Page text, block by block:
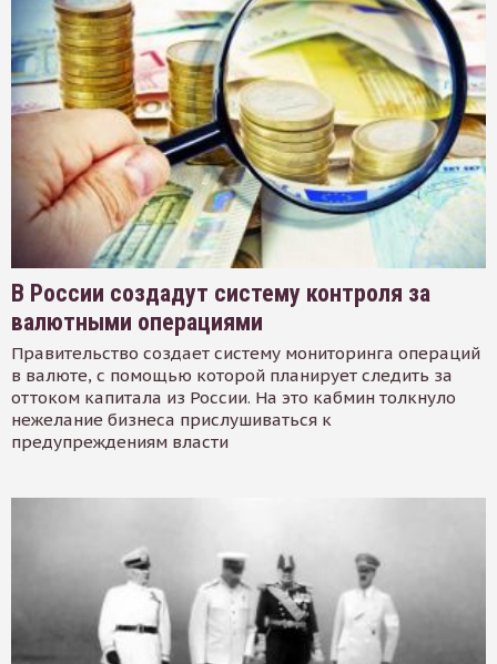
В России создадут систему контроля за
валютными операциями
Правительство создает систему мониторинга операций
в валюте, с помощью которой планирует следить за
оттоком капитала из России. На это кабмин толкнуло
нежелание бизнеса прислушиваться к
предупреждениям власти